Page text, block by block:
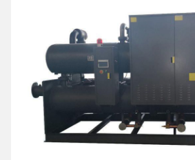
FAYDALI
İLETİŞİM